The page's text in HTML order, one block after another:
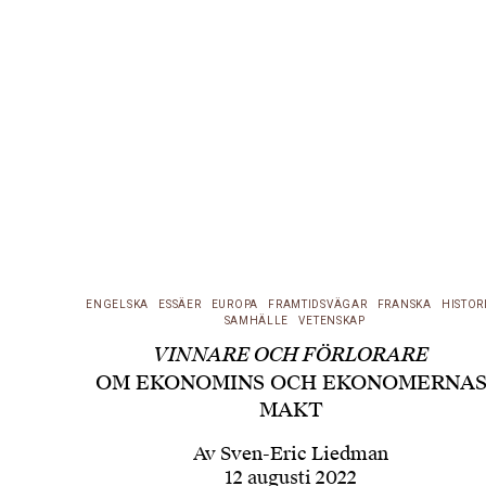
ENGELSKA ESSÄER EUROPA FRAMTIDSVÄGAR FRANSKA
SAMHÄLLE
VETENSKAP
VINNARE OCH FÖRLORARE
OM EKONOMINS OCH EKONOMERNAS
MAKT
Av Sven-Eric Liedman
12 augusti 2022